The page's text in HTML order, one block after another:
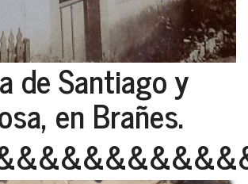
de Santiago y
en Brañes.